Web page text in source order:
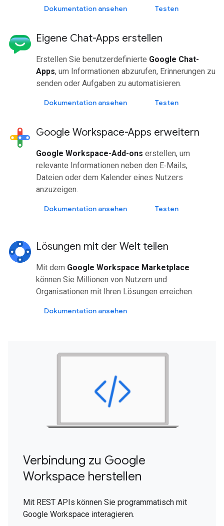
Dokumentation ansehen Testen
Eigene Chat-Apps erstellen
Erstellen Sie benutzerdefinierte Google Chat-
Apps, um Informationen abzurufen, Erinnerungen zu
senden oder Aufgaben zu automatisieren.
Dokumentation ansehen Testen
Google Workspace-Apps erweitern
Google Workspace-Add-ons erstellen, um
relevante Informationen neben den E‑Mails,
Dateien oder dem Kalender eines Nutzers
anzuzeigen.
Dokumentation ansehen Testen
Lösungen mit der Welt teilen
Mit dem Google Workspace Marketplace
können Sie Millionen von Nutzern und
Organisationen mit Ihren Lösungen erreichen.
Dokumentation ansehen
Verbindung zu Google
Workspace herstellen
Mit REST APIs können Sie programmatisch mit
Google Workspace interagieren.